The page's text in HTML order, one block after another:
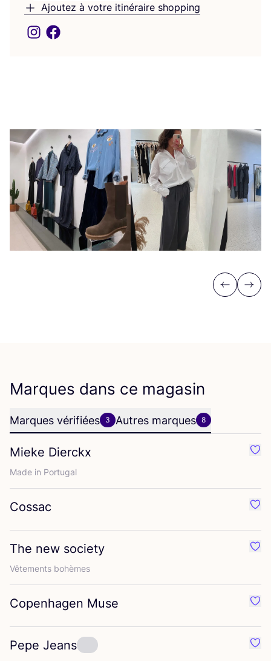
Ajoutez à votre itinéraire shopping
Previous
Next
Marques dans ce magasin
Marques vérifiées 3 Autres marques 8
Mieke Dierckx
Made in Portugal
Cossac
The new society
Vête­ments bohèmes
Copenhagen Muse
Pepe Jeans